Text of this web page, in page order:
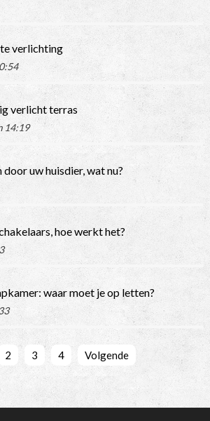
verlichting
verlicht terras
14:19
uw huisdier, wat nu?
hoe werkt het?
waar moet je op letten?
2 3 4 Volgende